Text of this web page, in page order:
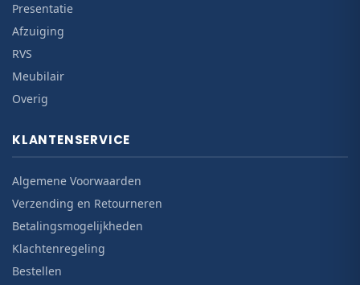
Presentatie
Afzuiging
RVS
Meubilair
Overig
KLANTENSERVICE
Algemene Voorwaarden
Verzending en Retourneren
Betalingsmogelijkheden
Klachtenregeling
Bestellen